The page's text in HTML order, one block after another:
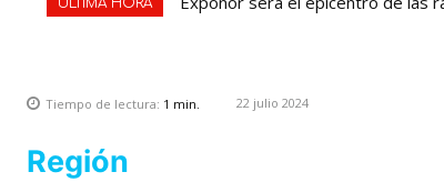
ÚLTIMA HORA
Tiempo de lectura: 1 min. 22 julio 2024
Región